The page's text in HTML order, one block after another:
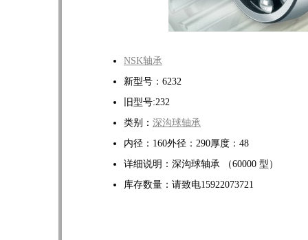
NSK轴承
新型号：6232
旧型号:232
类别： 深沟球轴承
内径：160外径：290厚度：48
详细说明：深沟球轴承 （60000 型）
库存数量：请致电15922073721